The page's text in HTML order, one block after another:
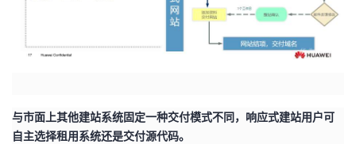
与市面上其他建站系统固定一种交付模式不同，响应式建站用户可
自主选择租用系统还是交付源代码。